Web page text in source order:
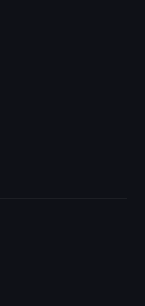
— qui
conçu 80+
et en